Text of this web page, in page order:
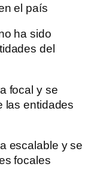
el país
ha sido
del
focal y se
las entidades
escalable y se
focales